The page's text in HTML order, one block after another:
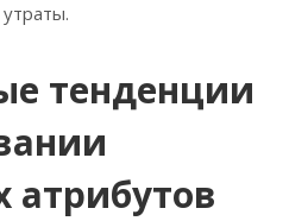
тенденции
атрибутов